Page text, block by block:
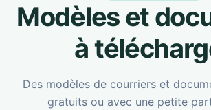
Modèles et
à
Des modèles de courriers et
gratuits ou avec une petite